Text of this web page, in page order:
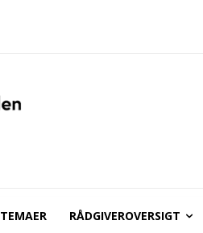
TEMAER RÅDGIVEROVERSIGT